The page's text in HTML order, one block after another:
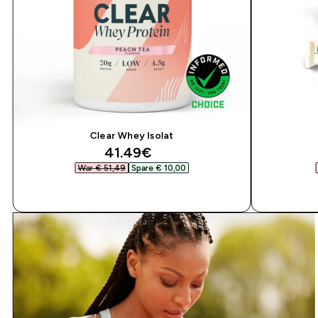
Clear Whey Isolat
discounted price
41.49€‎
War € 51,49‎ Spare € 10,00‎